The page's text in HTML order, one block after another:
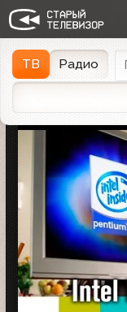
ТВ Радио
Найдено 1166